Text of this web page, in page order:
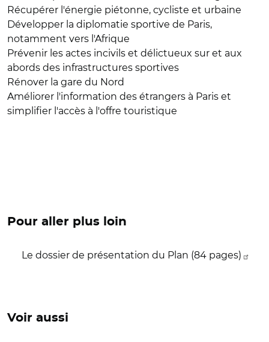
Récupérer l'énergie piétonne, cycliste et urbaine
Développer la diplomatie sportive de Paris,
notamment vers l'Afrique
Prévenir les actes incivils et délictueux sur et aux
abords des infrastructures sportives
Rénover la gare du Nord
Améliorer l'information des étrangers à Paris et
simplifier l'accès à l'offre touristique
Pour aller plus loin
Le dossier de présentation du Plan (84 pages)
Voir aussi